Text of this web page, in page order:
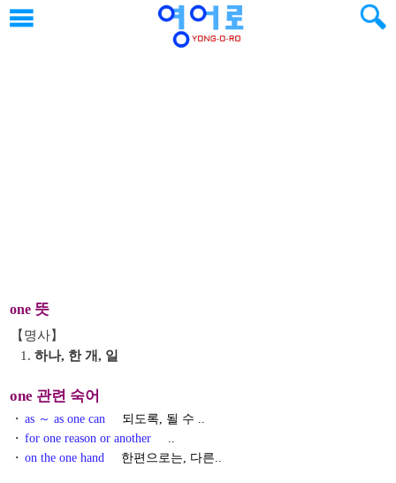
one 뜻
【명사】
1. 하나, 한 개, 일
one 관련 숙어
・ as ～ as one can
되도록, 될 수 ..
・ for one reason or another
..
・ on the one hand 한편으로는, 다른..